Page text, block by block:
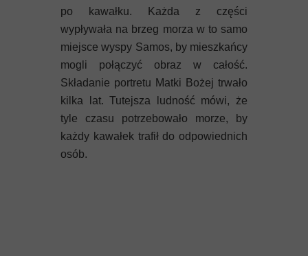
po kawałku. Każda z części
wypływała na brzeg morza w to samo
miejsce wyspy Samos, by mieszkańcy
mogli połączyć obraz w całość.
Składanie portretu Matki Bożej trwało
kilka lat. Tutejsza ludność mówi, że
tyle czasu potrzebowało morze, by
każdy kawałek trafił do odpowiednich
osób.